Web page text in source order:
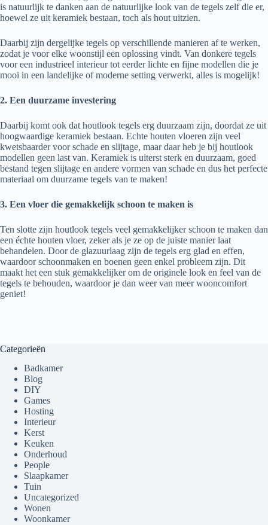
is natuurlijk te danken aan de natuurlijke look van de tegels zelf die er,
hoewel ze uit keramiek bestaan, toch als hout uitzien.
Daarbij zijn dergelijke tegels op verschillende manieren af te werken,
zodat je voor elke woonstijl een oplossing vindt. Van donkere tegels
voor een industrieel interieur tot eerder lichte en fijne modellen die je
mooi in een landelijke of moderne setting verwerkt, alles is mogelijk!
2. Een duurzame investering
Daarbij komt ook dat houtlook tegels erg duurzaam zijn, doordat ze uit
hoogwaardige keramiek bestaan. Echte houten vloeren zijn veel
kwetsbaarder voor schade en slijtage, maar daar heb je bij houtlook
modellen geen last van. Keramiek is uiterst sterk en duurzaam, goed
bestand tegen slijtage en andere vormen van schade en dus het perfecte
materiaal om duurzame tegels van te maken!
3. Een vloer die gemakkelijk schoon te maken is
Ten slotte zijn houtlook tegels veel gemakkelijker schoon te maken dan
een échte houten vloer, zeker als je ze op de juiste manier laat
behandelen. Door de glazuurlaag zijn de tegels erg glad en effen,
waardoor schoonmaken en boenen geen enkel probleem zijn. Dit
maakt het een stuk gemakkelijker om de originele look en feel van de
tegels te behouden, waardoor je dan weer van meer wooncomfort
geniet!
Categorieën
Badkamer
Blog
DIY
Games
Hosting
Interieur
Kerst
Keuken
Onderhoud
People
Slaapkamer
Tuin
Uncategorized
Wonen
Woonkamer